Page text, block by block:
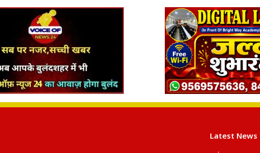
Latest News